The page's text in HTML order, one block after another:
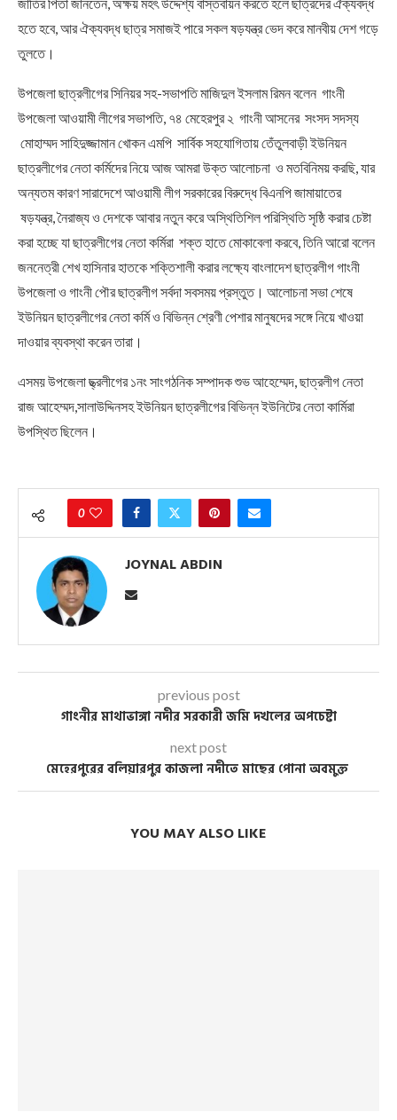
হতে হবে, আর ঐক্যবদ্ধ ছাত্র সমাজই পারে সকল ষড়যন্ত্র ভেদ করে মানবীয় দেশ গড়ে
তুলতে।
উপজেলা ছাত্রলীগের সিনিয়র সহ-সভাপতি মাজিদুল ইসলাম রিমন বলেন গাংনী
উপজেলা আওয়ামী লীগের সভাপতি, ৭৪ মেহেরপুর ২ গাংনী আসনের সংসদ সদস্য
মোহাম্মদ সাহিদুজ্জামান খোকন এমপি সার্বিক সহযোগিতায় তেঁতুলবাড়ী ইউনিয়ন
ছাত্রলীগের নেতা কর্মিদের নিয়ে আজ আমরা উক্ত আলোচনা ও মতবিনিময় করছি, যার
অন্যতম কারণ সারাদেশে আওয়ামী লীগ সরকারের বিরুদ্ধে বিএনপি জামায়াতের
ষড়যন্ত্র, নৈরাজ্য ও দেশকে আবার নতুন করে অস্থিতিশিল পরিস্থিতি সৃষ্ঠি করার চেষ্টা
করা হচ্ছে যা ছাত্রলীগের নেতা কর্মিরা শক্ত হাতে মোকাবেলা করবে, তিনি আরো বলেন
জননেত্রী শেখ হাসিনার হাতকে শক্তিশালী করার লক্ষ্যে বাংলাদেশ ছাত্রলীগ গাংনী
উপজেলা ও গাংনী পৌর ছাত্রলীগ সর্বদা সবসময় প্রস্তুত। আলোচনা সভা শেষে
ইউনিয়ন ছাত্রলীগের নেতা কর্মি ও বিভিন্ন শ্রেণী পেশার মানুষদের সঙ্গে নিয়ে খাওয়া
দাওয়ার ব্যবস্থা করেন তারা।
এসময় উপজেলা ছ্ত্রলীগের ১নং সাংগঠনিক সম্পাদক শুভ আহেম্মেদ, ছাত্রলীগ নেতা
রাজ আহেম্মদ,সালাউদ্দিনসহ ইউনিয়ন ছাত্রলীগের বিভিন্ন ইউনিটের নেতা কার্মিরা
উপস্থিত ছিলেন।
0
JOYNAL ABDIN
previous post
গাংনীর মাথাভাঙ্গা নদীর সরকারী জমি দখলের অপচেষ্টা
next post
মেহেরপুরের বলিয়ারপুর কাজলা নদীতে মাছের পোনা অবমুক্ত
YOU MAY ALSO LIKE